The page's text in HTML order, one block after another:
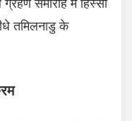
ग्रहण समारोह में हिस्सा
तमिलनाडु के